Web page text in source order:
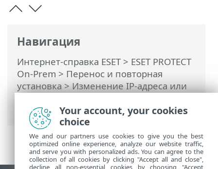
Навигация
Интернет-справка ESET> ESET PROTECT
On-Prem > Перенос и повторная
установка> Изменение IP-адреса или
Server после миграции
Your account, your cookies
choice
We and our partners use cookies to give you the best
optimized online experience, analyze our website traffic,
and serve you with personalized ads. You can agree to the
collection of all cookies by clicking "Accept all and close",
decline all non-essential cookies by choosing "Accept